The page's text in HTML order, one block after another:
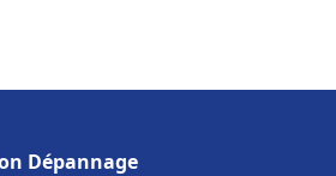
Dépannage